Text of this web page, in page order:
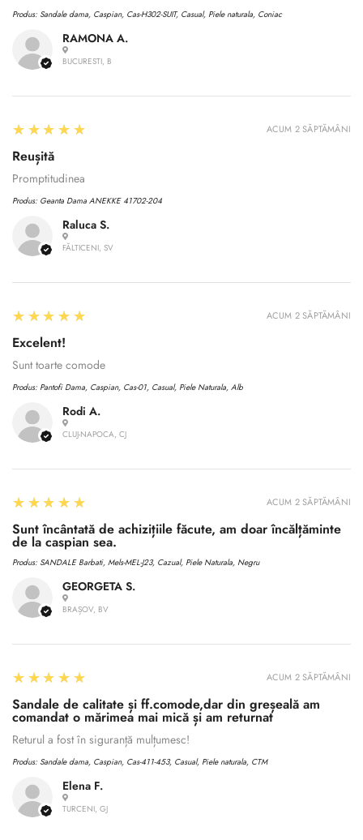
RAMONA A.
BUCURESTI, B
Produs: Sandale dama, Caspian, Cas-H302-SUIT, Casual, Piele naturala, Coniac
Raluca S.
FĂLTICENI, SV
5
★★★★★
Reușită
Promptitudinea
Produs: Geanta Dama ANEKKE 41702-204
ACUM 2 SĂPTĂMÂNI
Rodi A.
CLUJ-NAPOCA, CJ
5
★★★★★
Excelent!
Sunt toarte comode
Produs: Pantofi Dama, Caspian, Cas-01, Casual, Piele Naturala, Alb
ACUM 2 SĂPTĂMÂNI
GEORGETA S.
BRAȘOV, BV
5
★★★★★
Sunt încântată de achizițiile făcute, am doar încălțăminte
de la caspian sea.
Produs: SANDALE Barbati, Mels-MEL-J23, Cazual, Piele Naturala, Negru
ACUM 2 SĂPTĂMÂNI
Elena F.
TURCENI, GJ
5
★★★★★
Sandale de calitate și ff.comode,dar din greșeală am
comandat o mărimea mai mică și am returnat
Returul a fost în siguranță mulțumesc!
Produs: Sandale dama, Caspian, Cas-411-453, Casual, Piele naturala, CTM
ACUM 2 SĂPTĂMÂNI
Confirm your age
Are you 18 years old or older?